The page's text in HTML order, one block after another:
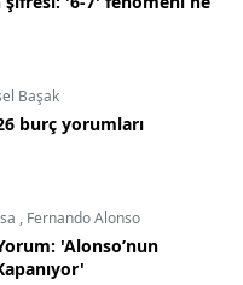
Başak
burç yorumları
, Fernando Alonso
'Alonso’nun